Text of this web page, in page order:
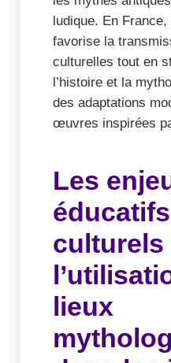
ludique. En
favorise la
culturelles tout en
l’histoire et la
des adaptations
œuvres inspirées
Les
culturels
lieux